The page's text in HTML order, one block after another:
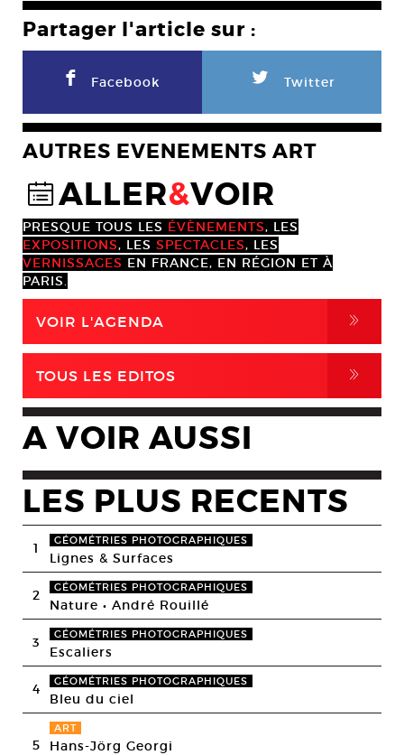
Partager l'article sur :
F Facebook L Twitter
AUTRES EVENEMENTS ART
@ALLER&VOIR
PRESQUE TOUS LES ÉVÈNEMENTS, LES
EXPOSITIONS, LES SPECTACLES, LES
VERNISSAGES EN FRANCE, EN RÉGION ET À
PARIS.
VOIR L'AGENDA ,
TOUS LES EDITOS ,
A VOIR AUSSI
LES PLUS RECENTS
1 GÉOMÉTRIES PHOTOGRAPHIQUES
Lignes & Surfaces
2 GÉOMÉTRIES PHOTOGRAPHIQUES
Nature • André Rouillé
3 GÉOMÉTRIES PHOTOGRAPHIQUES
Escaliers
4 GÉOMÉTRIES PHOTOGRAPHIQUES
Bleu du ciel
5
ART
Hans-Jörg Georgi